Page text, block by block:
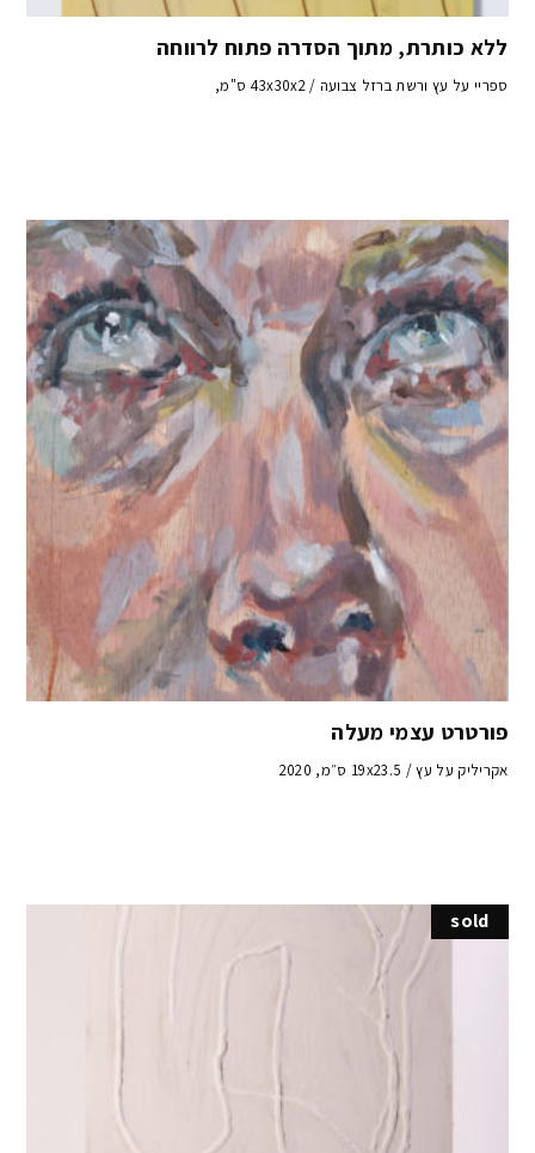
ללא כותרת, מתוך הסדרה פתוח לרווחה
ספריי על עץ ורשת ברזל צבועה / 43x30x2 ס"מ,
פורטרט עצמי מעלה
אקריליק על עץ / 19x23.5 ס״מ, 2020
sold